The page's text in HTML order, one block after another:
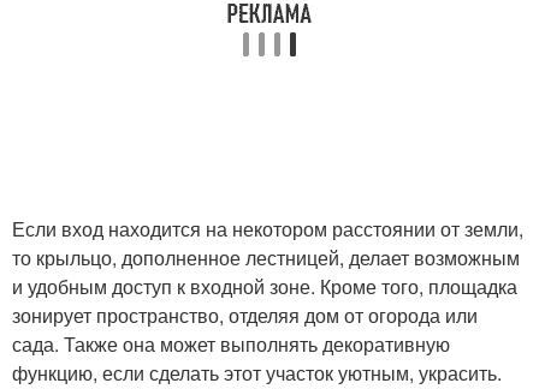
Если вход находится на некотором расстоянии от земли,
то крыльцо, дополненное лестницей, делает возможным
и удобным доступ к входной зоне. Кроме того, площадка
зонирует пространство, отделяя дом от огорода или
сада. Также она может выполнять декоративную
функцию, если сделать этот участок уютным, украсить.